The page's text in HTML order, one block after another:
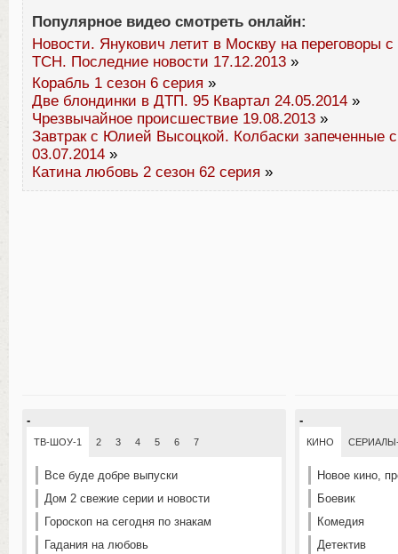
Популярное видео смотреть онлайн:
Новости. Янукович летит в Москву на переговоры
ТСН. Последние новости 17.12.2013 »
Корабль 1 сезон 6 серия »
Две блондинки в ДТП. 95 Квартал 24.05.2014 »
Чрезвычайное происшествие 19.08.2013 »
Завтрак с Юлией Высоцкой. Колбаски запеченные
03.07.2014 »
Катина любовь 2 сезон 62 серия »
-
ТВ-ШОУ-1 2 3 4 5 6 7
Все буде добре выпуски
Дом 2 свежие серии и новости
Гороскоп на сегодня по знакам
Гадания на любовь
-
КИНО
Новое кино,
Боевик
Комедия
Детектив